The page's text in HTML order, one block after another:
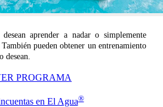
aprender a nadar o simplemente
pueden obtener un entrenamiento
PROGRAMA
en El Agua®